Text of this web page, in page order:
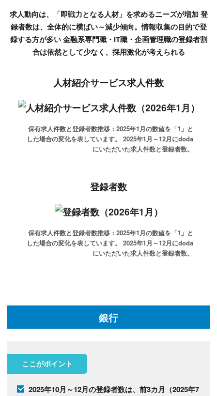
求人動向は、「即戦力となる人材」を求めるニーズが増加 登
録者数は、全体的に横ばい～減少傾向。情報収集の目的で登
録する方が多い金融系専門職・IT職・企画管理職の登録者割
合は依然として少なく、採用激化が考えられる
人材紹介サービス求人件数
保有求人件数と登録者数推移：2025年1月の数値を「1」と
した場合の変化を表しています。
2025年1月～12月にdoda
にいただいた求人件数と登録者数。
登録者数
保有求人件数と登録者数推移：2025年1月の数値を「1」と
した場合の変化を表しています。
2025年1月～12月にdoda
にいただいた求人件数と登録者数。
銀行
ここがポイント
2025年10月～12月の登録者数は、前3カ月（2025年7